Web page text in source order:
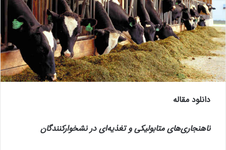
دانلود مقاله
ناهنجاری‌های متابولیکی و تغذیه‌ای در نشخوارکنندگان